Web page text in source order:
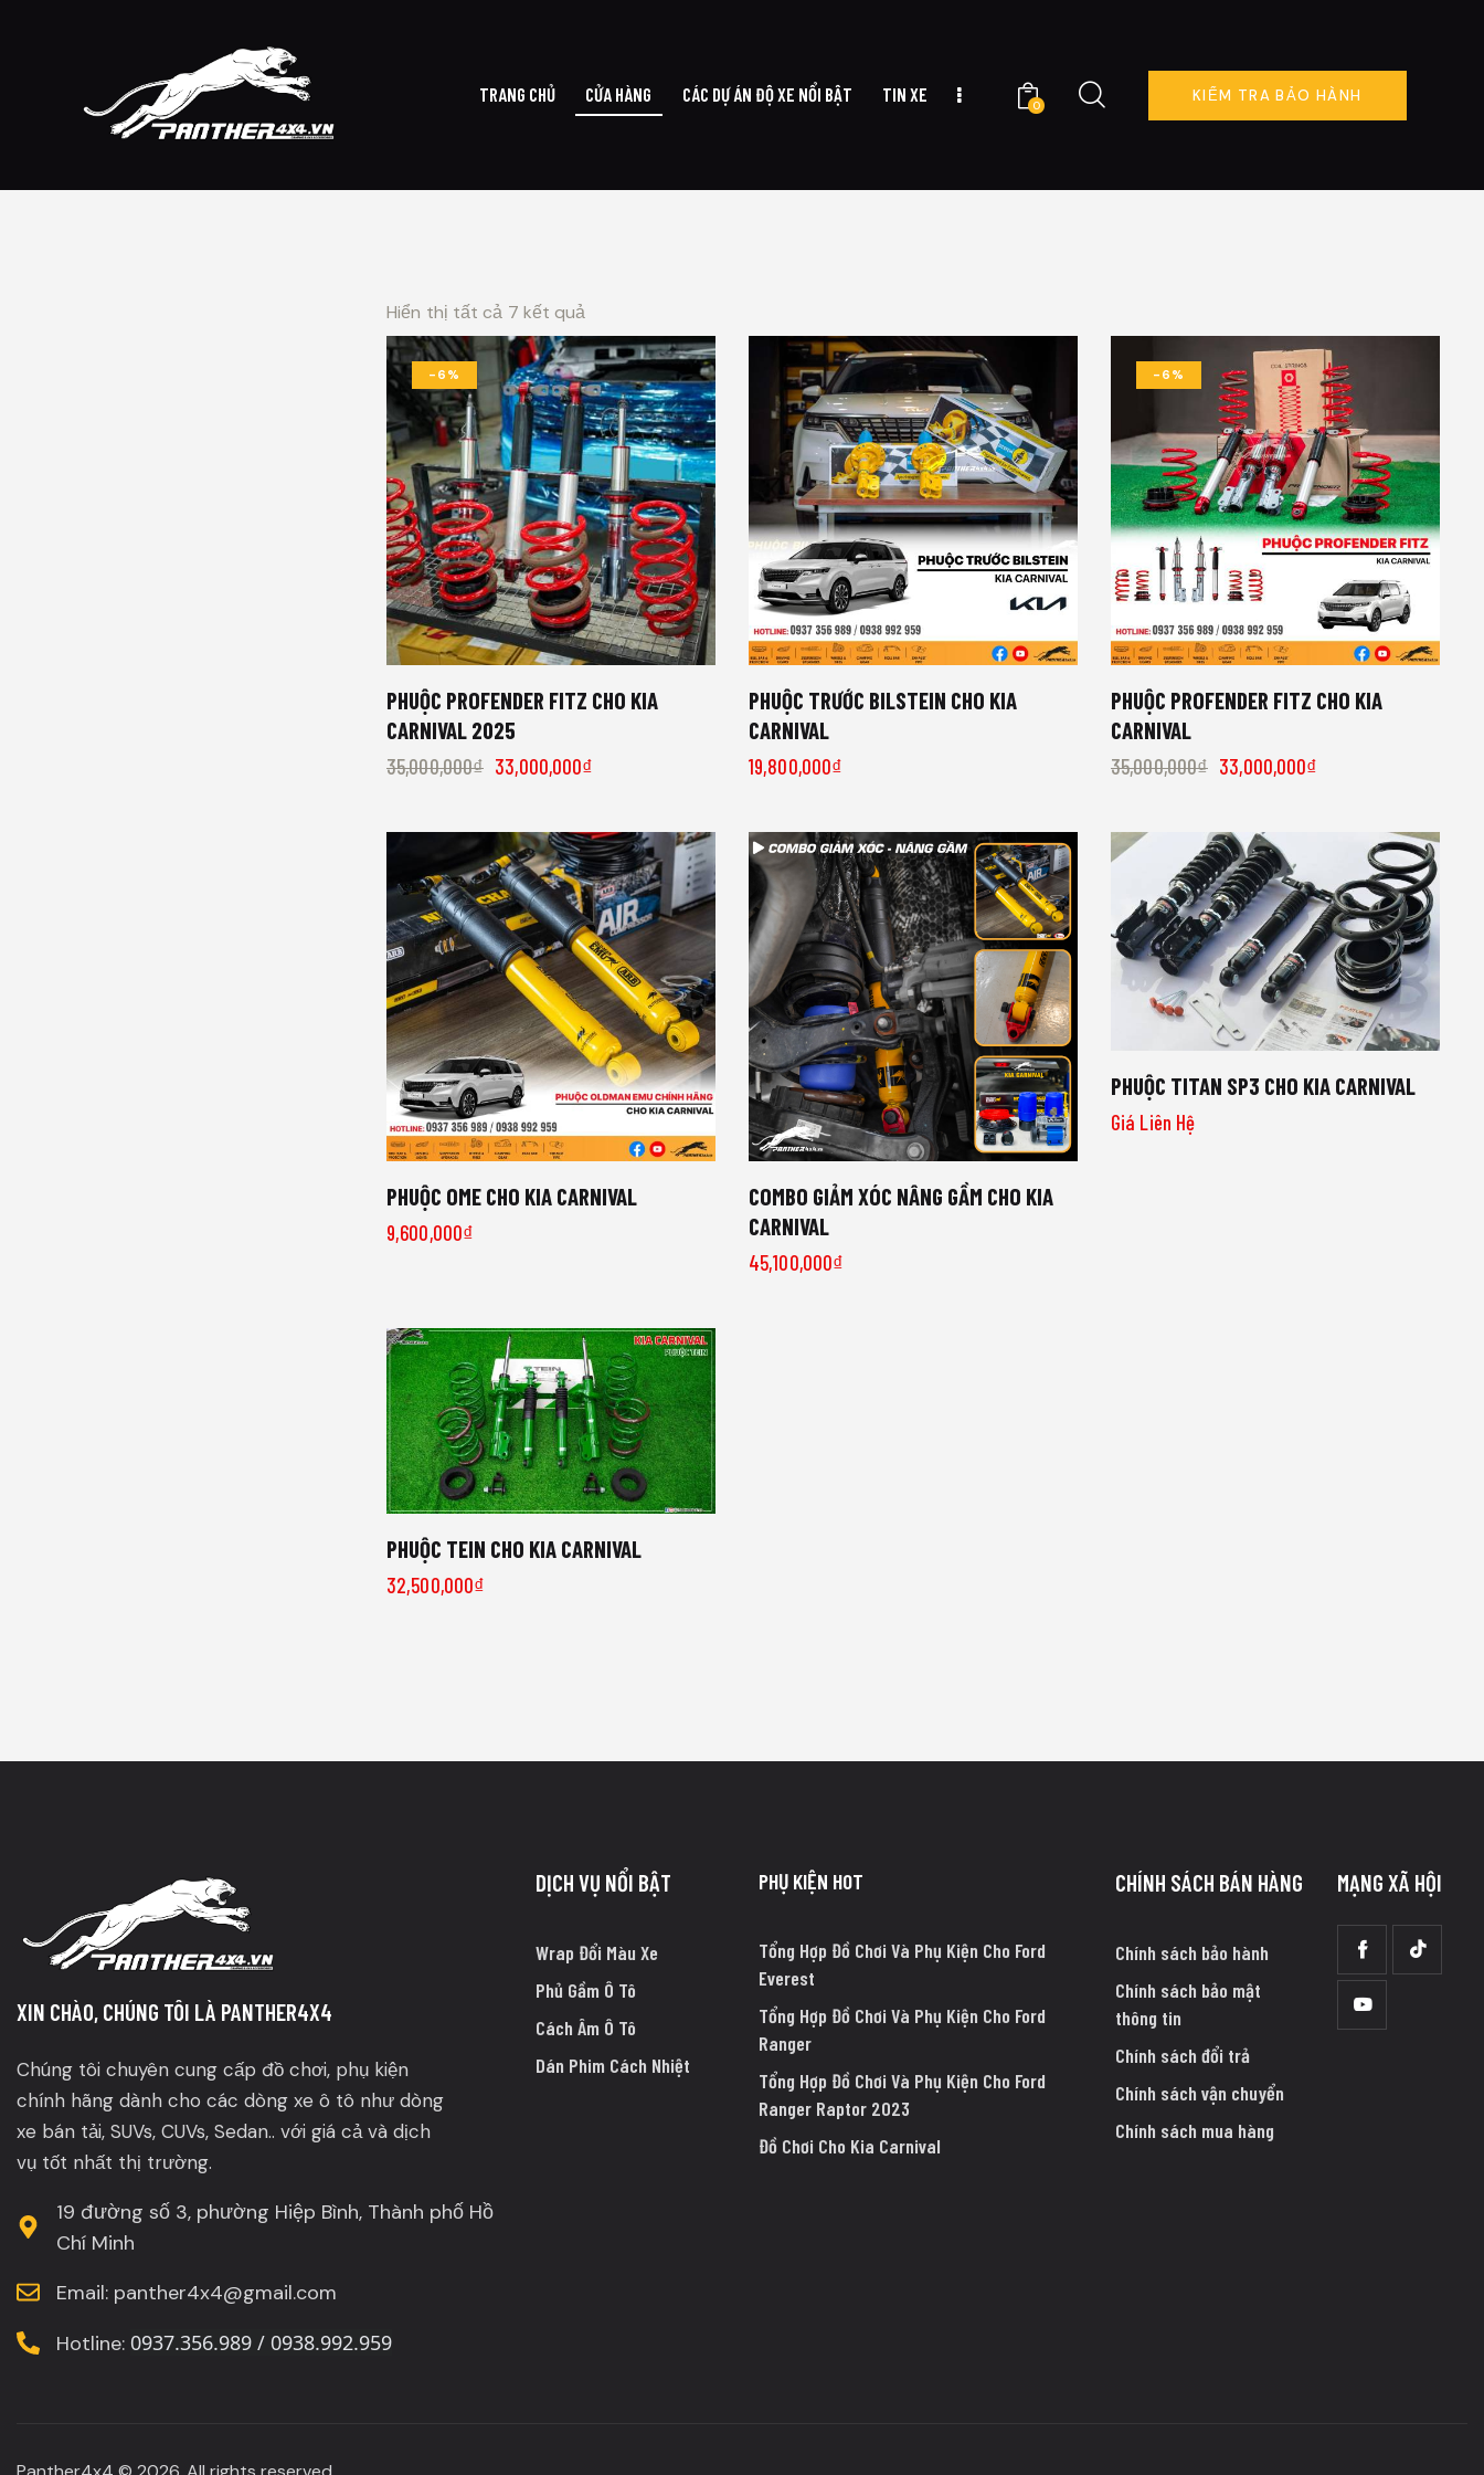
TRANG CHỦ CỬA HÀNG CÁC DỰ ÁN ĐỘ XE NỔI BẬT TIN XE
0
KIỂM TRA BẢO HÀNH
Hiển thị tất cả 7 kết quả
-6%
PHUỘC PROFENDER FITZ CHO KIA
CARNIVAL 2025
35,000,000₫ 33,000,000₫
PHUỘC TRƯỚC BILSTEIN CHO KIA
CARNIVAL
19,800,000₫
-6%
PHUỘC PROFENDER FITZ CHO KIA
CARNIVAL
35,000,000₫ 33,000,000₫
PHUỘC OME CHO KIA CARNIVAL
9,600,000₫
COMBO GIẢM XÓC NÂNG GẦM CHO KIA
CARNIVAL
45,100,000₫
PHUỘC TITAN SP3 CHO KIA CARNIVAL
Giá Liên Hệ
PHUỘC TEIN CHO KIA CARNIVAL
32,500,000₫
XIN CHÀO, CHÚNG TÔI LÀ PANTHER4X4
Chúng tôi chuyên cung cấp đồ chơi, phụ kiện
chính hãng dành cho các dòng xe ô tô như dòng
xe bán tải, SUVs, CUVs, Sedan.. với giá cả và dịch
vụ tốt nhất thị trường.
19 đường số 3, phường Hiệp Bình, Thành phố Hồ
Chí Minh
Email: panther4x4@gmail.com
Hotline: 0937.356.989 / 0938.992.959
DỊCH VỤ NỔI BẬT
Wrap Đổi Màu Xe
Phủ Gầm Ô Tô
Cách Âm Ô Tô
Dán Phim Cách Nhiệt
PHỤ KIỆN HOT
Tổng Hợp Đồ Chơi Và Phụ Kiện Cho Ford
Everest
Tổng Hợp Đồ Chơi Và Phụ Kiện Cho Ford
Ranger
Tổng Hợp Đồ Chơi Và Phụ Kiện Cho Ford
Ranger Raptor 2023
Đồ Chơi Cho Kia Carnival
CHÍNH SÁCH BÁN HÀNG
Chính sách bảo hành
Chính sách bảo mật
thông tin
Chính sách đổi trả
Chính sách vận chuyển
Chính sách mua hàng
MẠNG XÃ HỘI